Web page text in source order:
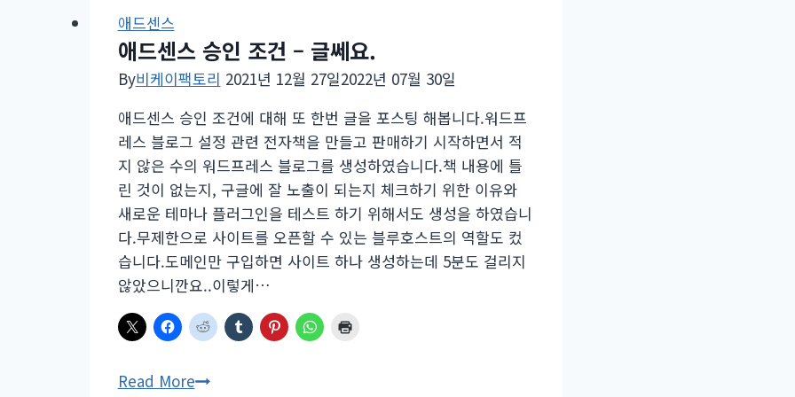
애드센스
애드센스 승인 조건 – 글쎄요.
By비케이팩토리 2021년 12월 27일2022년 07월 30일
애드센스 승인 조건에 대해 또 한번 글을 포스팅 해봅니다.워드프
레스 블로그 설정 관련 전자책을 만들고 판매하기 시작하면서 적
지 않은 수의 워드프레스 블로그를 생성하였습니다.책 내용에 틀
린 것이 없는지, 구글에 잘 노출이 되는지 체크하기 위한 이유와
새로운 테마나 플러그인을 테스트 하기 위해서도 생성을 하였습니
다.무제한으로 사이트를 오픈할 수 있는 블루호스트의 역할도 컸
습니다.도메인만 구입하면 사이트 하나 생성하는데 5분도 걸리지
않았으니깐요..이렇게…
Read More애